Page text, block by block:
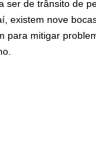
ser de trânsito de
existem nove
para mitigar